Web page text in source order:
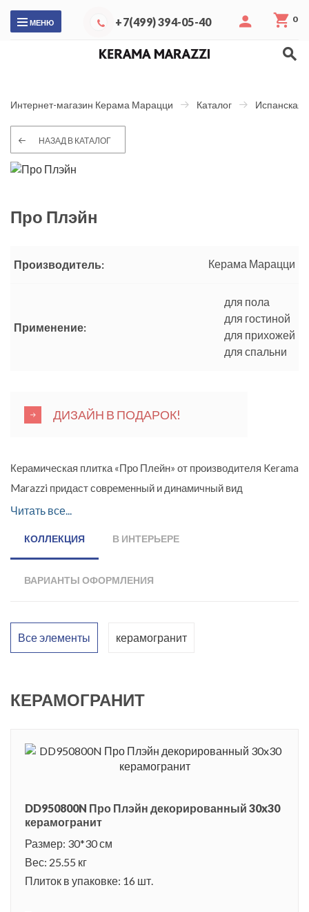
МЕНЮ +7(499) 394-05-40 0
Интернет-магазин Керама Марацци Каталог Испанская
НАЗАД В КАТАЛОГ
Про Плэйн
Производитель: Керама Марацци
Применение:
для пола
для гостиной
для прихожей
для спальни
ДИЗАЙН В ПОДАРОК!
Керамическая плитка «Про Плейн» от производителя Kerama
Marazzi придаст современный и динамичный вид
помещению в любом стиле. Коллекция керамики
облицовочный материал для пола с приятно осязаемой
сером и черном цвете. Предложенная цветовая палитра
подчеркнут презентабельный вид интерьера. Керамика
Керамическая плитка «Про Плейн» подойдет для облицовки
помещений. Чтобы не получить слишком пестрый эффект,
производитель рекомендует остановиться на двух-трех
Читать все...
КОЛЛЕКЦИЯ В ИНТЕРЬЕРЕ
ВАРИАНТЫ ОФОРМЛЕНИЯ
Все элементы керамогранит
КЕРАМОГРАНИТ
DD950800N Про Плэйн декорированный 30x30
керамогранит
Размер: 30*30 см
Вес: 25.55 кг
Плиток в упаковке: 16 шт.